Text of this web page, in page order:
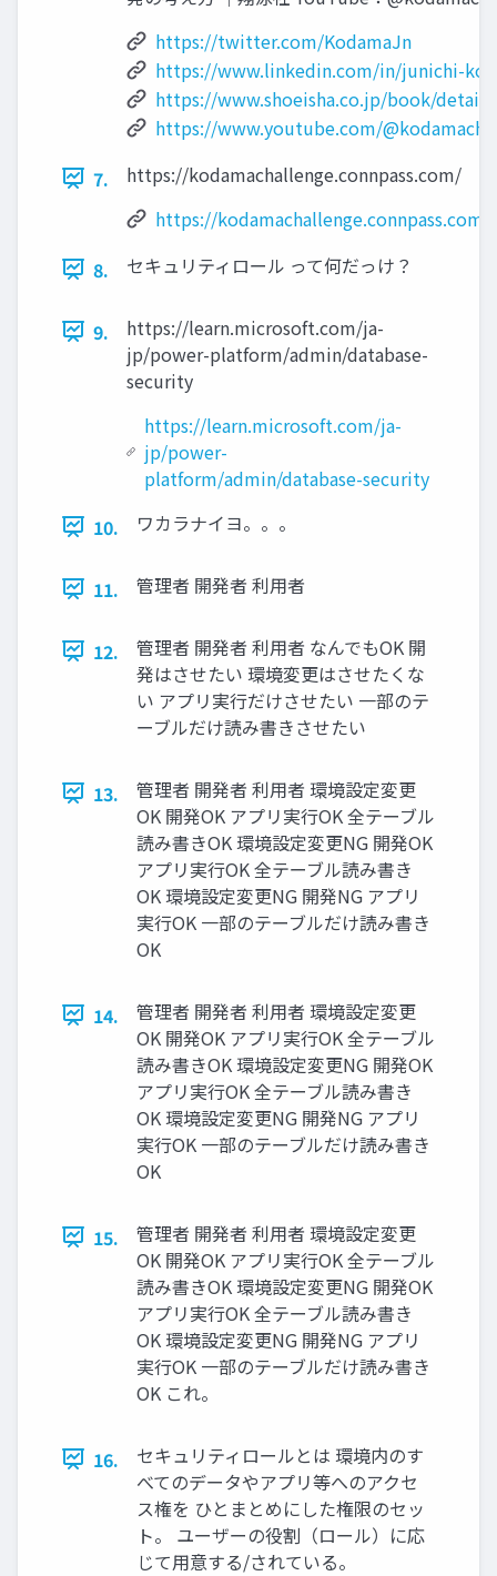
https://twitter.com/KodamaJn
https://www.linkedin.com/in/junichi-
https://www.shoeisha.co.jp/book/detail/
https://www.youtube.com/
7.
https://kodamachallenge.connpass.com/
https://kodamachallenge.connpass.com/
8.
セキュリティロール って何だっけ？
9.
https://learn.microsoft.com/ja-
jp/power-platform/admin/database-
security
https://learn.microsoft.com/ja-
jp/power-
platform/admin/database-security
10.
ワカラナイヨ。。。
11. 管理者 開発者 利用者
12.
管理者 開発者 利用者 なんでもOK 開
発はさせたい 環境変更はさせたくな
い アプリ実行だけさせたい 一部のテ
ーブルだけ読み書きさせたい
13.
管理者 開発者 利用者 環境設定変更
OK 開発OK アプリ実行OK 全テーブル
読み書きOK 環境設定変更NG 開発OK
アプリ実行OK 全テーブル読み書き
OK 環境設定変更NG 開発NG アプリ
実行OK 一部のテーブルだけ読み書き
OK
14.
管理者 開発者 利用者 環境設定変更
OK 開発OK アプリ実行OK 全テーブル
読み書きOK 環境設定変更NG 開発OK
アプリ実行OK 全テーブル読み書き
OK 環境設定変更NG 開発NG アプリ
実行OK 一部のテーブルだけ読み書き
OK
15.
管理者 開発者 利用者 環境設定変更
OK 開発OK アプリ実行OK 全テーブル
読み書きOK 環境設定変更NG 開発OK
アプリ実行OK 全テーブル読み書き
OK 環境設定変更NG 開発NG アプリ
実行OK 一部のテーブルだけ読み書き
OK これ。
16.
セキュリティロールとは 環境内のす
べてのデータやアプリ等へのアクセ
ス権を ひとまとめにした権限のセッ
ト。 ユーザーの役割（ロール）に応
じて用意する/されている。